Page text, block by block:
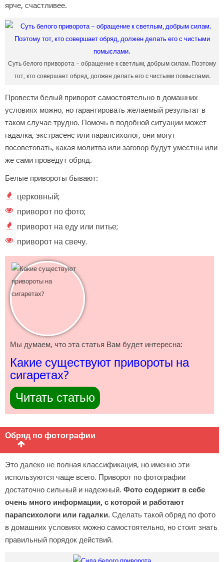
ярче, счастливее.
Суть белого приворота – обращение к светлым, добрым силам. Поэтому
тот, кто совершает обряд, должен делать его с чистыми помыслами.
Провести белый приворот самостоятельно в домашних
условиях можно, но гарантировать желаемый результат в
таком случае трудно. Помочь в подобной ситуации может
гадалка, экстрасенс или парапсихолог, они могут
посоветовать, какая молитва или заговор будут уместны или
же сами проведут обряд.
Белые привороты бывают:
церковный;
приворот по фото;
приворот на еду или питье;
приворот на свечу.
Мы думаем, что эта статья Вам будет интересна:
Какие существуют привороты на
сигаретах?
Читать статью
Обряд по фотографии
Это далеко не полная классификация, но именно эти
используются чаще всего. Приворот по фотографии
достаточно сильный и надежный. Фото содержит в себе
очень много информации, с которой и работают
парапсихологи или гадалки. Сделать такой обряд по фото
в домашних условиях можно самостоятельно, но стоит знать
правильный порядок действий.